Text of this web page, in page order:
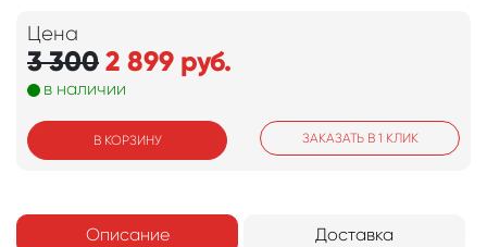
Цена
3 3002 899 руб.
в наличии
В КОРЗИНУ ЗАКАЗАТЬ В 1 КЛИК
Описание Доставка